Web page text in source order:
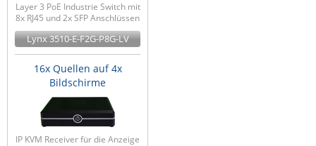
Layer 3 PoE Industrie Switch mit
8x RJ45 und 2x SFP Anschlüssen
Lynx 3510-E-F2G-P8G-LV
16x Quellen auf 4x
Bildschirme
IP KVM Receiver für die Anzeige